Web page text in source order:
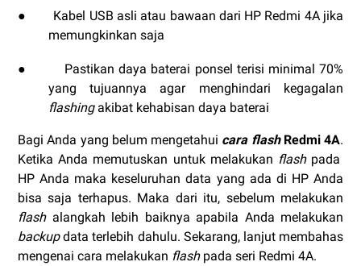
●
Kabel USB asli atau bawaan dari HP Redmi 4A jika
memungkinkan saja
●
Pastikan daya baterai ponsel terisi minimal 70%
yang tujuannya agar menghindari kegagalan
flashingakibat kehabisan daya baterai
Bagi Anda yang belum mengetahui cara flash Redmi 4A.
Ketika Anda memutuskan untuk melakukan flashpada
HP Anda maka keseluruhan data yang ada di HP Anda
bisa saja terhapus. Maka dari itu, sebelum melakukan
flash alangkah lebih baiknya apabila Anda melakukan
backupdata terlebih dahulu. Sekarang, lanjut membahas
mengenai cara melakukan flash pada seri Redmi 4A.